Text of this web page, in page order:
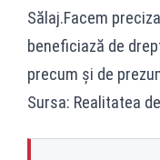
Sălaj.Facem
beneficiază de
precum și de
Sursa: Realitatea